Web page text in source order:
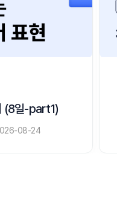
(8일-part1)
08-24